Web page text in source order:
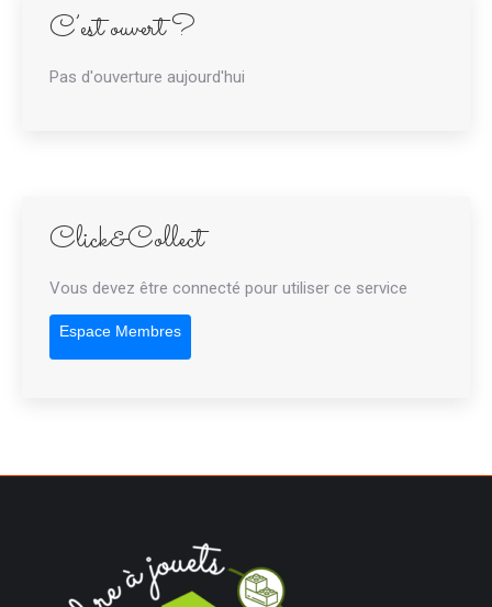
C’est ouvert ?
Pas d'ouverture aujourd'hui
Click&Collect
Vous devez être connecté pour utiliser ce service
Espace Membres